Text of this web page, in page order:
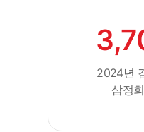
2024년
삼정